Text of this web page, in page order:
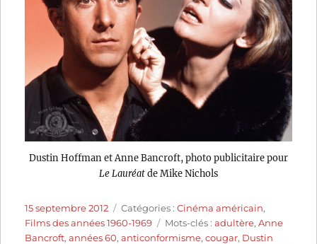
Dustin Hoffman et Anne Bancroft, photo publicitaire pour
Le Lauréatde Mike Nichols
Publié
le
15 septembre 2012 Catégories
Catégories :Cinéma américain,
Films des années 1960-1969
Étiquettes
Mots-clés :adultère,Anne
Bancroft,années 60,anticonformisme,cougar, Dustin